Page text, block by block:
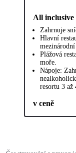
All inclusive
Zahrnuje
Hlavní
mezinárodní
Plážová
moře.
Nápoje:
resortu 3 až
v ceně